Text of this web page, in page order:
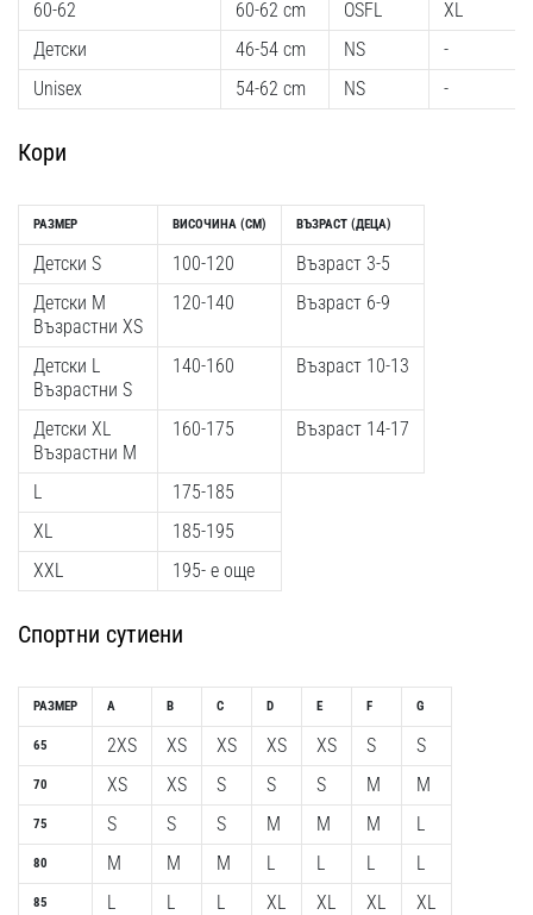
60-62
Детски
Unisex
60-62 cm
46-54 cm
54-62 cm
OSFL
NS
NS
XL
-
-
Кори
РАЗМЕР
Детски S
Детски M
Възрастни XS
Детски L
Възрастни S
Детски XL
Възрастни M
L
XL
XXL
ВИСОЧИНА (CM)
100-120
120-140
140-160
160-175
175-185
185-195
195- е още
ВЪЗРАСТ (ДЕЦА)
Възраст 3-5
Възраст 6-9
Възраст 10-13
Възраст 14-17
Спортни сутиени
РАЗМЕР
65
70
75
80
85
A
2XS
XS
S
M
L
B
XS
XS
S
M
L
C
XS
S
S
M
L
D
XS
S
M
L
XL
E
XS
S
M
L
XL
F
S
M
M
L
XL
G
S
M
L
L
XL